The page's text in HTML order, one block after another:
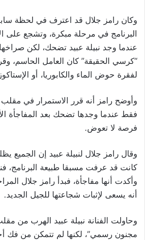
وكان رامز جلال قد اعترف في لحظة
البرنامج في مرحلة مبكرة، وتشجع على
عندما وجد نبيلة عبيد تضحك، لكن
“كرسي الحقيقة” كان العامل الحاسم،
لفقرة حوض الماء والكابوريا، أو
وأوضح رامز أنه قرر الاستمرار في مقلب
فقط عندما وجدها تضحك بعد المفاجأة
فرصة لا تعوض.
وقال رامز جلال لنبيلة عبيد إن الجميع
كانت قد عرفت مسبقا طبيعة البرنامج،
وأكدت أنها مفاجأة، فبدأ رامز جلال
أنه يسعى لإثبات شجاعتها للجيل الجديد.
وحاولت الفنانة نبيلة عبيد الهرب من
مجنون رسمي”، لكنها لم تتمكن من فك